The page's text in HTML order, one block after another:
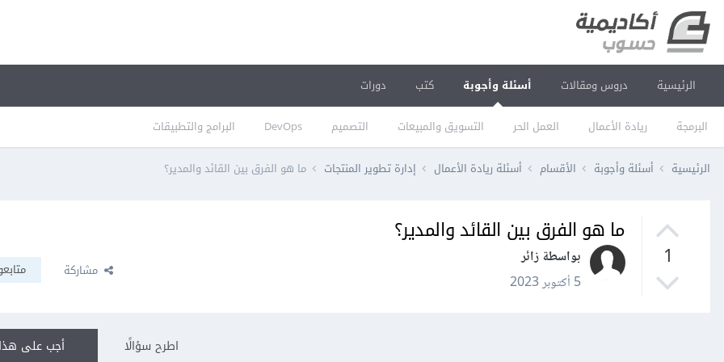
الرئيسية دروس ومقالات أسئلة وأجوبة
البرمجة ريادة الأعمال العمل الحر التسويق والمبيعات التصميم DevOps البرامج والتطبيقات
كتب دورات
الرئيسية أسئلة وأجوبة الأقسام أسئلة ريادة الأعمال إدارة تطوير المنتجات ما هو الفرق بين القائد والمدير؟
1
ما هو الفرق بين القائد والمدير؟
بواسطة زائر
5 أكتوبر 2023
مشاركة
أجب على اطرح سؤالًا